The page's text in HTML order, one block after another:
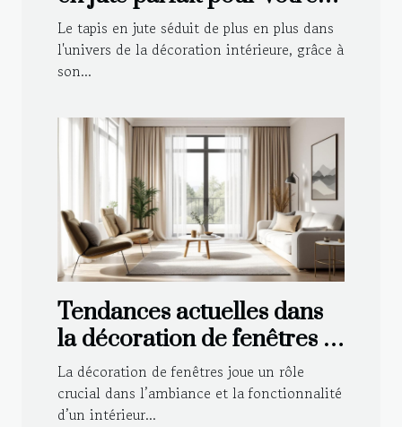
intérieur ?
Le tapis en jute séduit de plus en plus dans
l'univers de la décoration intérieure, grâce à
son...
Tendances actuelles dans
la décoration de fenêtres :
Voilages et rideaux
La décoration de fenêtres joue un rôle
crucial dans l’ambiance et la fonctionnalité
d’un intérieur...